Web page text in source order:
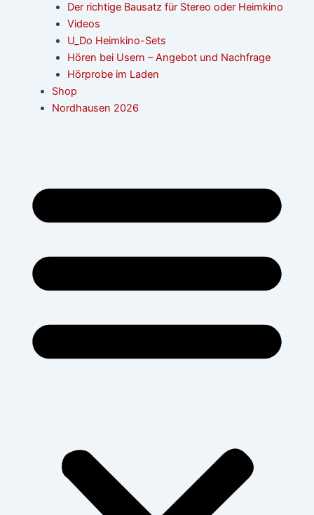
Der richtige Bausatz für Stereo oder Heimkino
Videos
U_Do Heimkino-Sets
Hören bei Usern – Angebot und Nachfrage
Hörprobe im Laden
Shop
Nordhausen 2026